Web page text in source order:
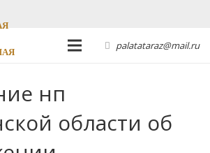
palatataraz@mail.ru
нп
области об